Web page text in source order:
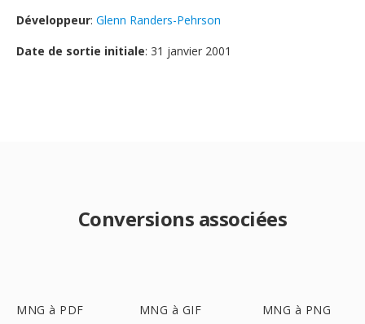
Développeur: Glenn Randers-Pehrson
Date de sortie initiale: 31 janvier 2001
Conversions associées
MNG à PDF MNG à GIF MNG à PNG